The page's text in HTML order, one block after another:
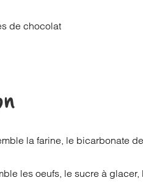
de chocolat
la farine, le bicarbonate
les oeufs, le sucre à